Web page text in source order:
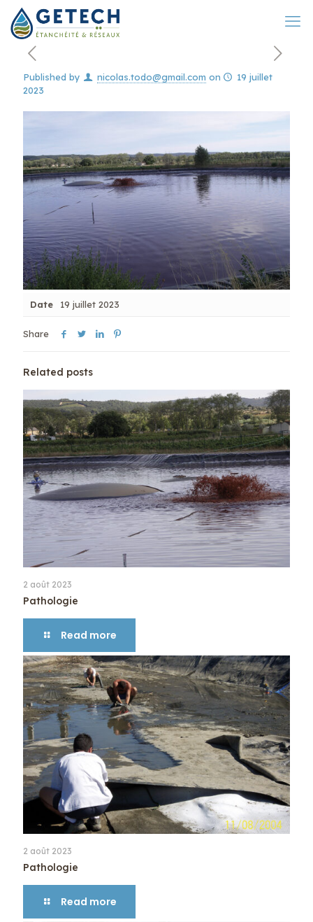
Published by nicolas.todo@gmail.com on
19 juillet
2023
Date 19 juillet 2023
Share
Related posts
2 août 2023
Pathologie
Read more
2 août 2023
Pathologie
Read more